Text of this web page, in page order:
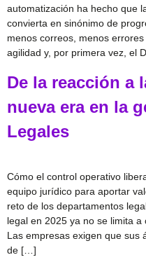
automatización ha hecho que
convierta en sinónimo de
menos correos, menos
agilidad y, por primera vez, el
De la reacción a
nueva era en la
Legales
Cómo el control operativo
equipo jurídico para aportar
reto de los departamentos
legal en 2025 ya no se limita
Las empresas exigen que sus
de […]